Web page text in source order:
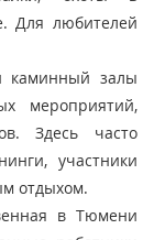
Для любителей
каминный залы
мероприятий,
Здесь часто
участники
отдыхом.
в Тюмени